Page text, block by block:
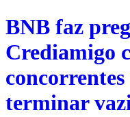
BNB faz
Crediamigo
terminar